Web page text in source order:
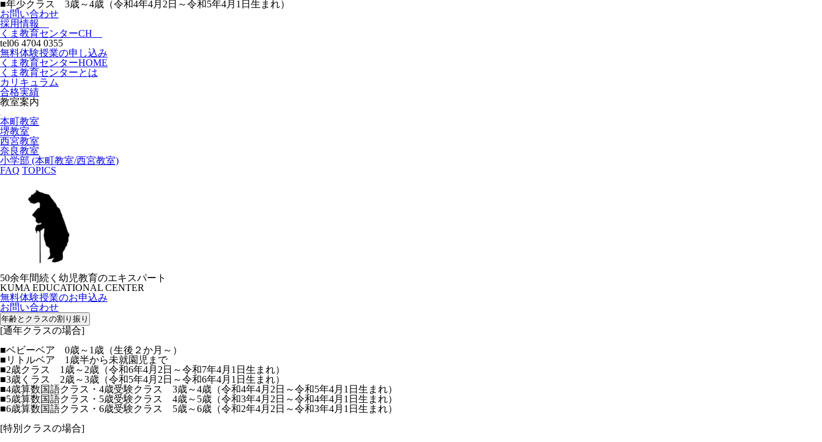
■年少クラス 3歳～4歳（令和4年4月2日～令和5年4月1日生まれ）
お問い合わせ
採用情報
くま教育センターCH
tel06 4704 0355
無料体験授業の申し込み
くま教育センターHOME
くま教育センターとは
カリキュラム
合格実績
教室案内
本町教室
堺教室
西宮教室
奈良教室
小学部 (本町教室/西宮教室)
FAQ TOPICS
50余年間続く幼児教育のエキスパート
KUMA EDUCATIONAL CENTER
無料体験授業のお申込み
お問い合わせ
年齢とクラスの割り振り
[通年クラスの場合]
■ベビーベア 0歳～1歳（生後２か月～）
■リトルベア 1歳半から未就園児まで
■2歳クラス 1歳～2歳（令和6年4月2日～令和7年4月1日生まれ）
■3歳くラス 2歳～3歳（令和5年4月2日～令和6年4月1日生まれ）
■4歳算数国語クラス・4歳受験クラス 3歳～4歳（令和4年4月2日～令和5年4月1日生まれ）
■5歳算数国語クラス・5歳受験クラス 4歳～5歳（令和3年4月2日～令和4年4月1日生まれ）
■6歳算数国語クラス・6歳受験クラス 5歳～6歳（令和2年4月2日～令和3年4月1日生まれ）
[特別クラスの場合]